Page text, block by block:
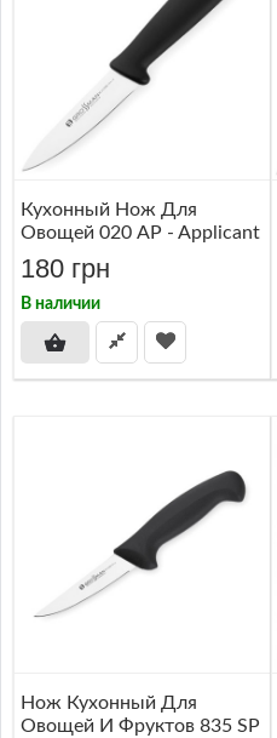
Кухонный Нож Для
Овощей 020 AP - Applicant
180 грн
В наличии
Нож Кухонный Для
Овощей И Фруктов 835 SP